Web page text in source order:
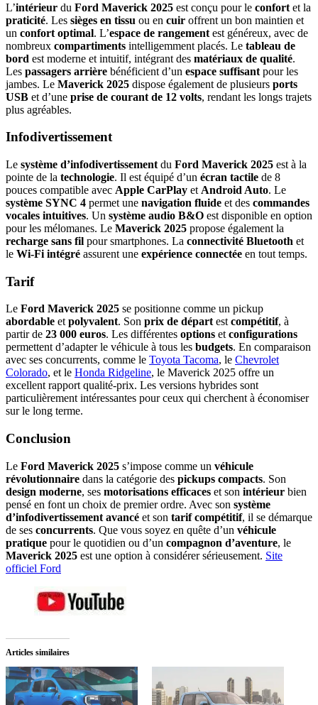
L’intérieur du Ford Maverick 2025 est conçu pour le confort et la
praticité. Les sièges en tissu ou en cuir offrent un bon maintien et
un confort optimal. L’espace de rangement est généreux, avec de
nombreux compartiments intelligemment placés. Le tableau de
bord est moderne et intuitif, intégrant des matériaux de qualité.
Les passagers arrière bénéficient d’un espace suffisant pour les
jambes. Le Maverick 2025 dispose également de plusieurs ports
USB et d’une prise de courant de 12 volts, rendant les longs trajets
plus agréables.
Infodivertissement
Le système d’infodivertissement du Ford Maverick 2025 est à la
pointe de la technologie. Il est équipé d’un écran tactile de 8
pouces compatible avec Apple CarPlay et Android Auto. Le
système SYNC 4 permet une navigation fluide et des commandes
vocales intuitives. Un système audio B&O est disponible en option
pour les mélomanes. Le Maverick 2025 propose également la
recharge sans fil pour smartphones. La connectivité Bluetooth et
le Wi-Fi intégré assurent une expérience connectée en tout temps.
Tarif
Le Ford Maverick 2025 se positionne comme un pickup
abordable et polyvalent. Son prix de départ est compétitif, à
partir de 23 000 euros. Les différentes options et configurations
permettent d’adapter le véhicule à tous les budgets. En comparaison
avec ses concurrents, comme le Toyota Tacoma, le Chevrolet
Colorado, et le Honda Ridgeline, le Maverick 2025 offre un
excellent rapport qualité-prix. Les versions hybrides sont
particulièrement intéressantes pour ceux qui cherchent à économiser
sur le long terme.
Conclusion
Le Ford Maverick 2025 s’impose comme un véhicule
révolutionnaire dans la catégorie des pickups compacts. Son
design moderne, ses motorisations efficaces et son intérieur bien
pensé en font un choix de premier ordre. Avec son système
d’infodivertissement avancé et son tarif compétitif, il se démarque
de ses concurrents. Que vous soyez en quête d’un véhicule
pratique pour le quotidien ou d’un compagnon d’aventure, le
Maverick 2025 est une option à considérer sérieusement. Site
officiel Ford
Articles similaires